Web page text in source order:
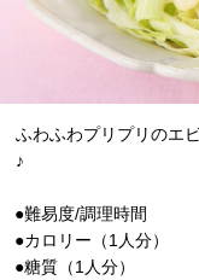
ふわふわプリプリのエ
♪
●難易度/調理時間
●カロリー（1人分）
●糖質（1人分）